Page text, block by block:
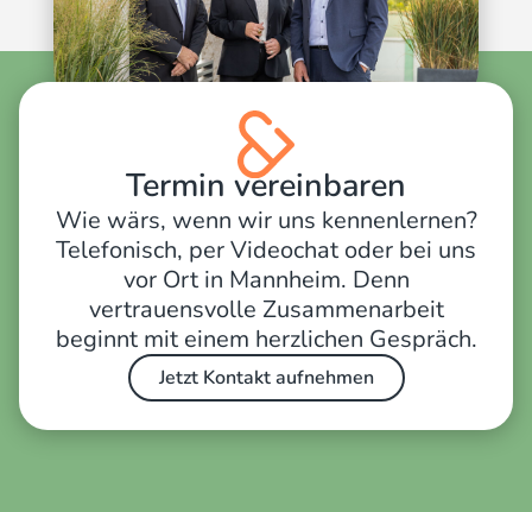
Termin vereinbaren
Wie wärs, wenn wir uns kennenlernen?
Telefonisch, per Videochat oder bei uns
vor Ort in Mannheim. Denn
vertrauensvolle Zusammenarbeit
beginnt mit einem herzlichen Gespräch.
Jetzt Kontakt aufnehmen